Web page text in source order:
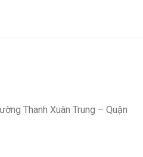
Thanh Xuân Trung – Quận